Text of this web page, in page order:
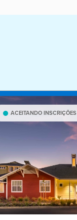
ACEITANDO INSCRIÇÕES